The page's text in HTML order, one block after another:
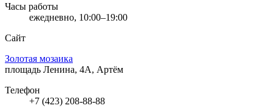
Часы работы
ежедневно, 10:00–19:00
Сайт
Золотая мозаика
площадь Ленина, 4А, Артём
Телефон
+7 (423) 208-88-88